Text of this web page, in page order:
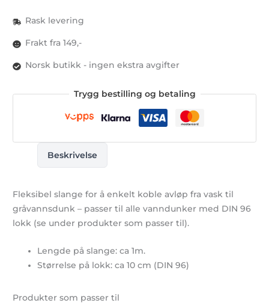
antall
Rask levering
Frakt fra 149,-
Norsk butikk - ingen ekstra avgifter
Trygg bestilling og betaling
Beskrivelse
Fleksibel slange for å enkelt koble avløp fra vask til
gråvannsdunk – passer til alle vanndunker med DIN 96
lokk (se under produkter som passer til).
Lengde på slange: ca 1m.
Størrelse på lokk: ca 10 cm (DIN 96)
Produkter som passer til